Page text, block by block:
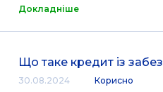
Докладніше
Що таке кредит із
30.08.2024 Корисно